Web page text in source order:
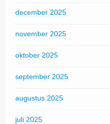
december 2025
november 2025
oktober 2025
september 2025
augustus 2025
juli 2025